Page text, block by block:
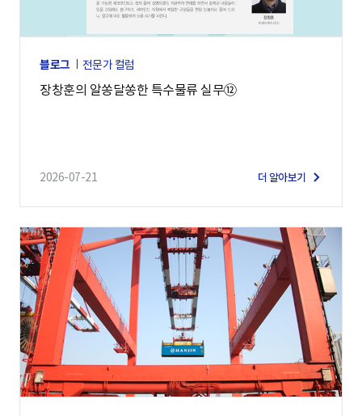
블로그 전문가 컬럼
장창훈의 알쏭달쏭한 특수물류 실무⑫
2026-07-21 더 알아보기